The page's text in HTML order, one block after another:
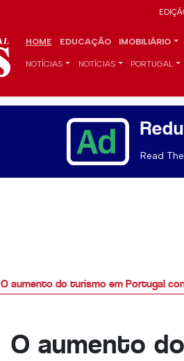
HOME EDUCAÇÃO IMOBILIÁRIO
NOTÍCIAS NOTÍCIAS PORTUGAL
Read
O aumento do turismo em Portugal
O aumento